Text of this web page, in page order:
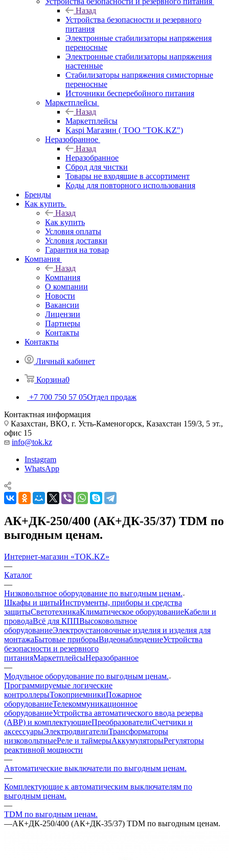
Назад
Устройства безопасности и резервного
питания
Электронные стабилизаторы напряжения
переносные
Электронные стабилизаторы напряжения
настенные
Стабилизаторы напряжения симисторные
переносные
Источники бесперебойного питания
Маркетплейсы
Назад
Маркетплейсы
Kaspi Магазин ( ТОО "TOK.KZ")
Неразобранное
Назад
Неразобранное
Сброд для чистки
Товары не входящие в ассортимент
Коды для повторного использования
Бренды
Как купить
Назад
Как купить
Условия оплаты
Условия доставки
Гарантия на товар
Компания
Назад
Компания
О компании
Новости
Вакансии
Лицензии
Партнеры
Контакты
Контакты
Личный кабинет
Корзина0
+7 700 750 57 05Отдел продаж
Контактная информация
Казахстан, ВКО, г. Усть-Каменогорск, Казахстан 159/3, 5 эт.,
офис 15
info@tok.kz
Instagram
WhatsApp
АК+ДК-250/400 (АК+ДК-35/37) TDM по
выгодным ценам.
Интернет-магазин «TOK.KZ»
—
Каталог
—
Низковольтное оборудование по выгодным ценам.
Шкафы и щитыИнструменты, приборы и средства
защитыСветотехникаКлиматическое оборудованиеКабели и
проводаВсё для КППВысоковольтное
оборудованиеЭлектроустановочные изделия и изделия для
монтажаБытовые приборыВидеонаблюдениеУстройства
безопасности и резервного
питанияМаркетплейсыНеразобранное
—
Модульное оборудование по выгодным ценам.
Программируемые логические
контроллерыТокоприемникиПожарное
оборудованиеТелекоммуникационное
оборудованиеУстройства автоматического ввода резерва
(АВР) и комплектующиеПреобразователиСчетчики и
аксессуарыЭлектродвигателиТрансформаторы
низковольтныеРеле и таймерыАккумуляторыРегуляторы
реактивной мощности
—
Автоматические выключатели по выгодным ценам.
—
Комплектующие к автоматическим выключателям по
выгодным ценам.
—
TDM по выгодным ценам.
—АК+ДК-250/400 (АК+ДК-35/37) TDM по выгодным ценам.